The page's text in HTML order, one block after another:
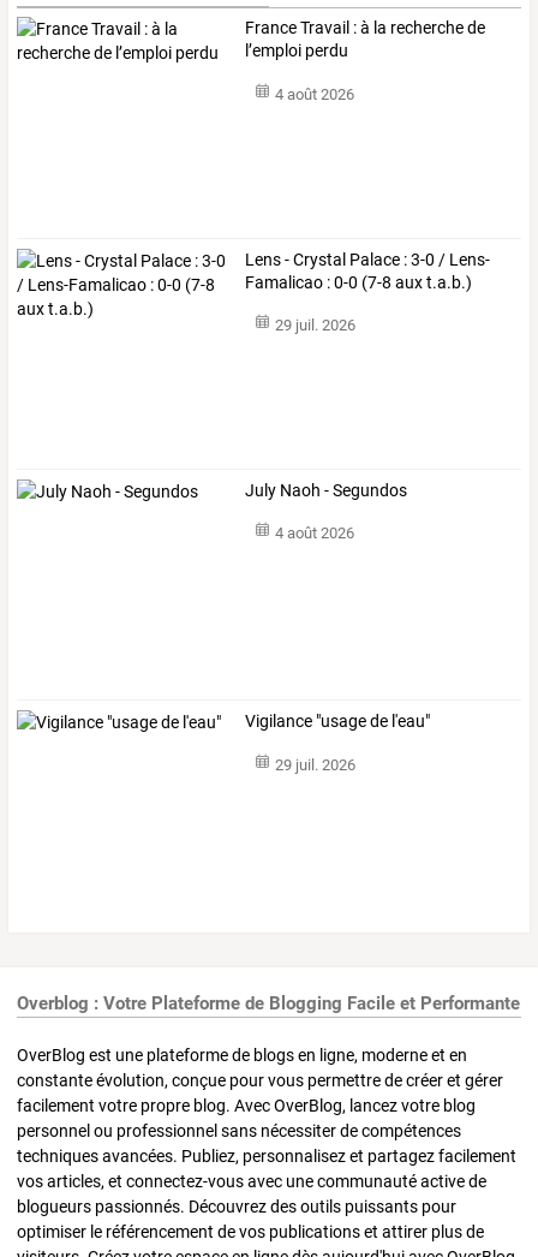
France Travail : à la recherche de
l’emploi perdu
4 août 2026
Lens - Crystal Palace : 3-0 / Lens-
Famalicao : 0-0 (7-8 aux t.a.b.)
29 juil. 2026
July Naoh - Segundos
4 août 2026
Vigilance "usage de l'eau"
29 juil. 2026
Overblog : Votre Plateforme de Blogging Facile et Performante
OverBlog est une plateforme de blogs en ligne, moderne et en
constante évolution, conçue pour vous permettre de créer et gérer
facilement votre propre blog. Avec OverBlog, lancez votre blog
personnel ou professionnel sans nécessiter de compétences
techniques avancées. Publiez, personnalisez et partagez facilement
vos articles, et connectez-vous avec une communauté active de
blogueurs passionnés. Découvrez des outils puissants pour
optimiser le référencement de vos publications et attirer plus de